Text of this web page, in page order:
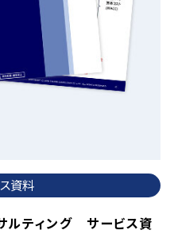
資料
ルティング サービス資